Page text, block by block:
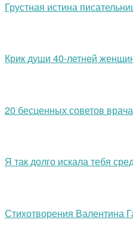
Грустная истина
Крик души 40-летней
20 бесценных советов
Я так долго искала тебя
Стихотворения Валентина